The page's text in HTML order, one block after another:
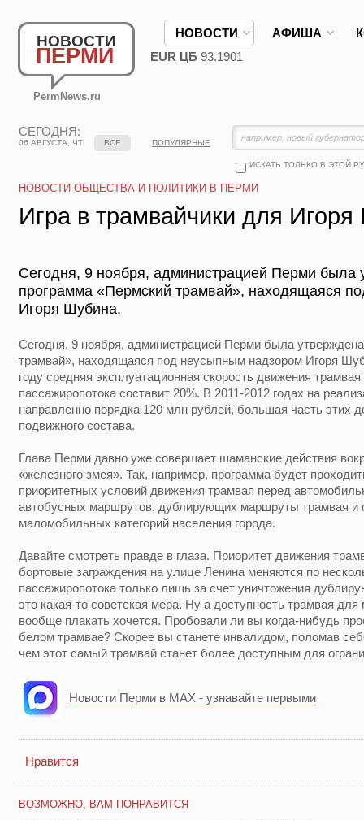
НОВОСТИ
ПЕРМИ
PermNews.ru
НОВОСТИ АФИША
EUR ЦБ 93.1901
СЕГОДНЯ:
06 АВГУСТА, ЧТ
ИСКАТЬ ТОЛЬКО В ЭТОЙ
ВСЕ ПОПУЛЯРНЫЕ
НОВОСТИ ОБЩЕСТВА И ПОЛИТИКИ В ПЕРМИ
Игра в трамвайчики для
Сегодня, 9 ноября, администрацией Перми была
программа «Пермский трамвай», находящаяся
Игоря Шубина.
Сегодня, 9 ноября, администрацией Перми была
трамвай», находящаяся под неусыпным надзором Игоря
году средняя эксплуатационная скорость движения
пассажиропотока составит 20%. В 2011-2012 годах на
направленно порядка 120 млн рублей, большая часть этих
подвижного состава.
Глава Перми давно уже совершает шаманские действия
«железного змея». Так, например, программа будет
приоритетных условий движения трамвая перед
автобусных маршрутов, дублирующих маршруты трамвая и
маломобильных категорий населения города.
Давайте смотреть правде в глаза. Приоритет движения
бортовые заграждения на улице Ленина меняются по
пассажиропотока только лишь за счет уничтожения
это какая-то советская мера. Ну а доступность трамвая
вообще плакать хочется. Пробовали ли вы когда-нибудь
белом трамвае? Скорее вы станете инвалидом, поломав
чем этот самый трамвай станет более доступным для
Новости Перми в MAX - узнавайте первыми
Нравится
ВОЗМОЖНО, ВАМ ПОНРАВИТСЯ